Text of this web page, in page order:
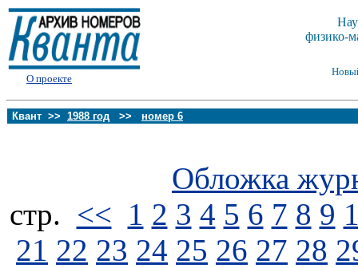
О проекте
физико-
Квант >> 1988 год >> номер 6
Обложка
стp. << 1 2 3 4 5 6 7 8 9
21 22 23 24 25 26 27 28